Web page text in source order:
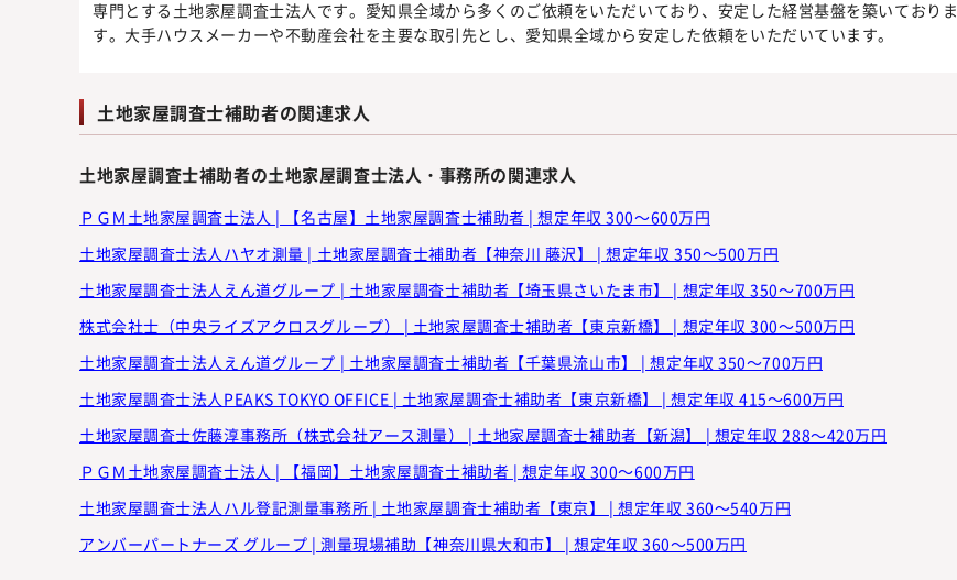
専門とする土地家屋調査士法人です。愛知県全域から多くのご依頼をいただいており、安定した経営基盤を築いておりま
す。大手ハウスメーカーや不動産会社を主要な取引先とし、愛知県全域から安定した依頼をいただいています。
土地家屋調査士補助者の関連求人
土地家屋調査士補助者の土地家屋調査士法人・事務所の関連求人
ＰＧＭ土地家屋調査士法人 | 【名古屋】土地家屋調査士補助者 | 想定年収 300～600万円
土地家屋調査士法人ハヤオ測量 | 土地家屋調査士補助者【神奈川 藤沢】 | 想定年収 350～500万円
土地家屋調査士法人えん道グループ | 土地家屋調査士補助者【埼玉県さいたま市】 | 想定年収 350～700万円
株式会社士（中央ライズアクロスグループ） | 土地家屋調査士補助者【東京新橋】 | 想定年収 300～500万円
土地家屋調査士法人えん道グループ | 土地家屋調査士補助者【千葉県流山市】 | 想定年収 350～700万円
土地家屋調査士法人PEAKS TOKYO OFFICE | 土地家屋調査士補助者【東京新橋】 | 想定年収 415～600万円
土地家屋調査士佐藤淳事務所（株式会社アース測量） | 土地家屋調査士補助者【新潟】 | 想定年収 288～420万円
ＰＧＭ土地家屋調査士法人 | 【福岡】土地家屋調査士補助者 | 想定年収 300～600万円
土地家屋調査士法人ハル登記測量事務所 | 土地家屋調査士補助者【東京】 | 想定年収 360～540万円
アンバーパートナーズ グループ | 測量現場補助【神奈川県大和市】 | 想定年収 360～500万円